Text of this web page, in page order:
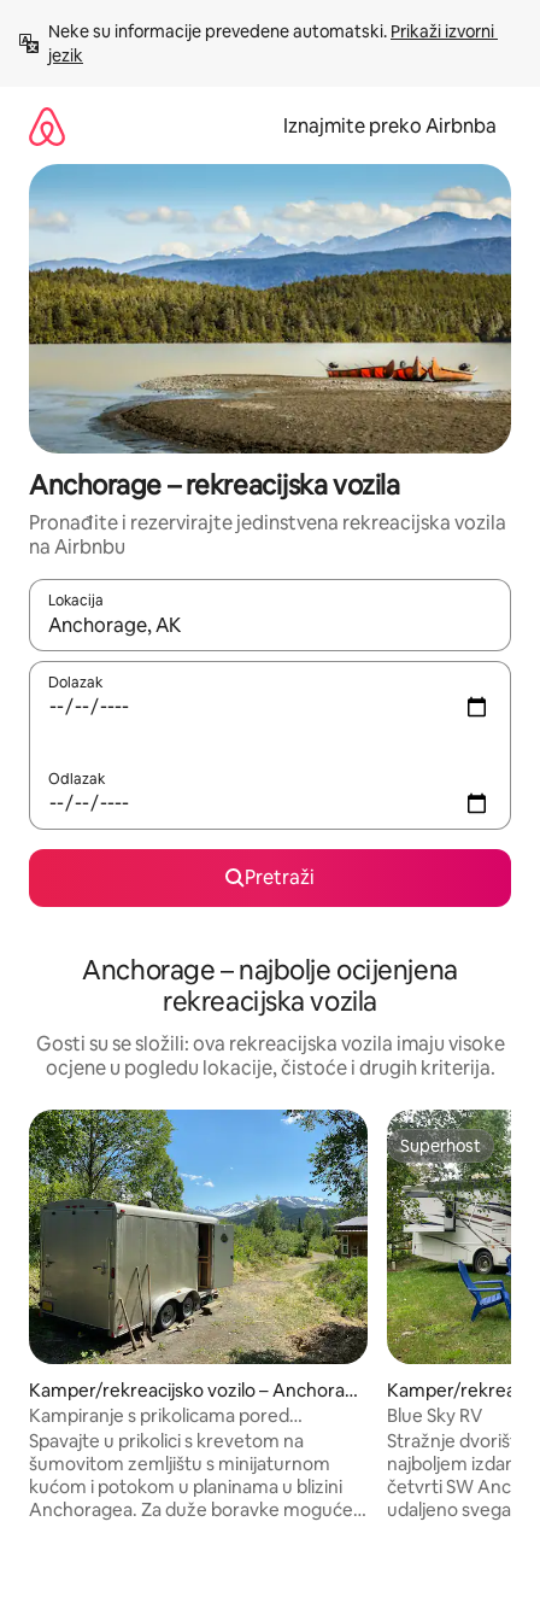
sadržaj
Neke su informacije prevedene automatski. Prikaži izvorni
jezik
Iznajmite preko Airbnba
Anchorage – rekreacijska vozila
Pronađite i rezervirajte jedinstvena rekreacijska vozila
na Airbnbu
Lokacija
Kada budu dostupni rezultati, moći ćete ih pregledati
Dolazak
Odlazak
Pretraži
Anchorage – najbolje ocijenjena
rekreacijska vozila
Gosti su se složili: ova rekreacijska vozila imaju visoke
ocjene u pogledu lokacije, čistoće i drugih kriterija.
Kamper/rekreacijsko vozilo – Anchorag
e
Kampiranje s prikolicama pored
Nacionalne šume Chugach
Spavajte u prikolici s krevetom na
šumovitom zemljištu s minijaturnom
kućom i potokom u planinama u blizini
Anchoragea. Za duže boravke moguće
Superhost
Superhost
Kamper/
Anchorage
Blue Sky RV
Stražnje dvorište
najboljem
četvrti SW
udaljeno svega